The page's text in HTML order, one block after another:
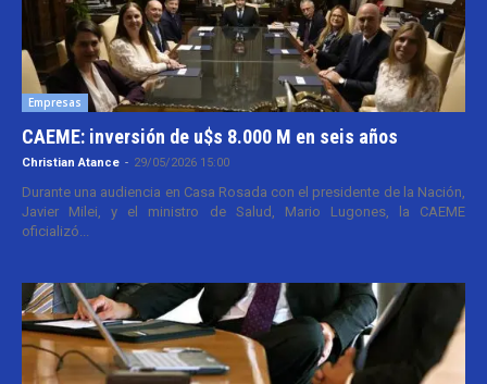
Empresas
CAEME: inversión de u$s 8.000 M en seis años
Christian Atance - 29/05/2026 15:00
Durante una audiencia en Casa Rosada con el presidente de la Nación,
Javier Milei, y el ministro de Salud, Mario Lugones, la CAEME
oficializó...